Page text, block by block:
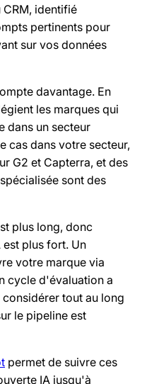
CRM, identifié
pertinents pour
sur vos données
davantage. En
les marques qui
dans un secteur
cas dans votre secteur,
G2 et Capterra, et des
sont des
plus long, donc
plus fort. Un
votre marque via
cycle d'évaluation a
tout au long
le pipeline est
permet de suivre ces
IA jusqu'à